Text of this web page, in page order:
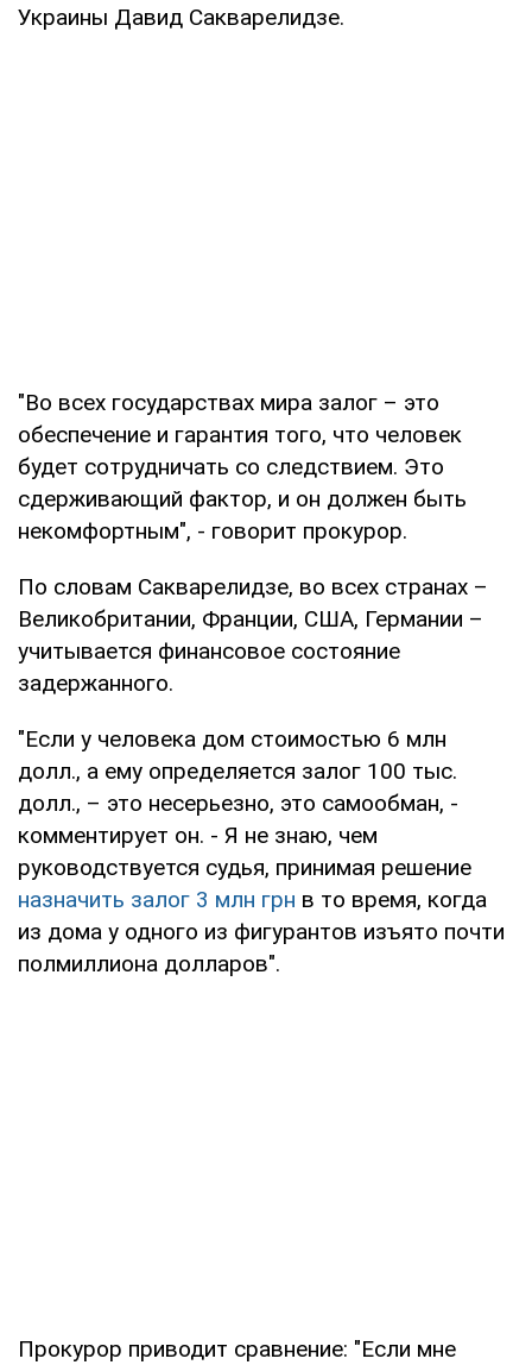
Украины Давид Сакварелидзе.
"Во всех государствах мира залог – это
обеспечение и гарантия того, что человек
будет сотрудничать со следствием. Это
сдерживающий фактор, и он должен быть
некомфортным", - говорит прокурор.
По словам Сакварелидзе, во всех странах –
Великобритании, Франции, США, Германии –
учитывается финансовое состояние
задержанного.
"Если у человека дом стоимостью 6 млн
долл., а ему определяется залог 100 тыс.
долл., – это несерьезно, это самообман, -
комментирует он. - Я не знаю, чем
руководствуется судья, принимая решение
назначить залог 3 млн грн в то время, когда
из дома у одного из фигурантов изъято почти
полмиллиона долларов".
Прокурор приводит сравнение: "Если мне